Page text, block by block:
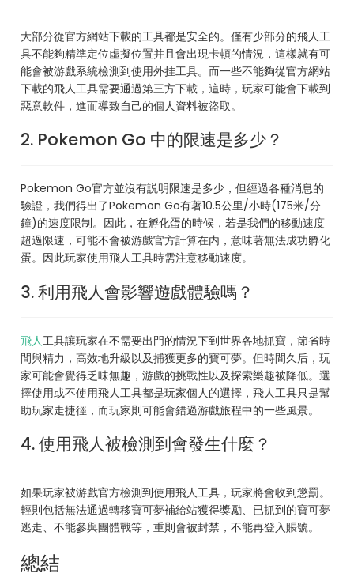
大部分從官方網站下載的工具都是安全的。僅有少部分的飛人工
具不能夠精準定位虛擬位置并且會出現卡頓的情況，這樣就有可
能會被游戲系統檢測到使用外挂工具。而一些不能夠從官方網站
下載的飛人工具需要通過第三方下載，這時，玩家可能會下載到
惡意軟件，進而導致自己的個人資料被盜取。
2. Pokemon Go 中的限速是多少？
Pokemon Go官方並沒有説明限速是多少，但經過各種消息的
驗證，我們得出了Pokemon Go有著10.5公里/小時(175米/分
鐘)的速度限制。因此，在孵化蛋的時候，若是我們的移動速度
超過限速，可能不會被游戲官方計算在内，意味著無法成功孵化
蛋。因此玩家使用飛人工具時需注意移動速度。
3. 利用飛人會影響遊戲體驗嗎？
飛人工具讓玩家在不需要出門的情況下到世界各地抓寶，節省時
間與精力，高效地升級以及捕獲更多的寶可夢。但時間久后，玩
家可能會覺得乏味無趣，游戲的挑戰性以及探索樂趣被降低。選
擇使用或不使用飛人工具都是玩家個人的選擇，飛人工具只是幫
助玩家走捷徑，而玩家則可能會錯過游戲旅程中的一些風景。
4. 使用飛人被檢測到會發生什麼？
如果玩家被游戲官方檢測到使用飛人工具，玩家將會收到懲罰。
輕則包括無法通過轉移寶可夢補給站獲得獎勵、已抓到的寶可夢
逃走、不能參與團體戰等，重則會被封禁，不能再登入賬號。
總結